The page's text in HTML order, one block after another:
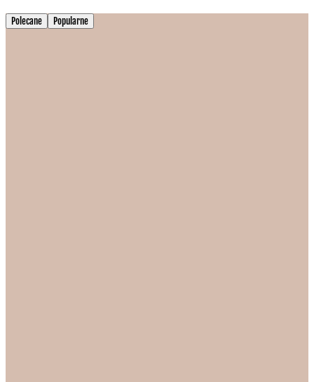
Polecane Popularne